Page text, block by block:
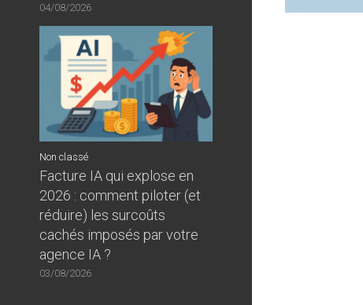
04/08/2026
Non classé
Facture IA qui explose en
2026 : comment piloter (et
réduire) les surcoûts
cachés imposés par votre
agence IA ?
03/08/2026